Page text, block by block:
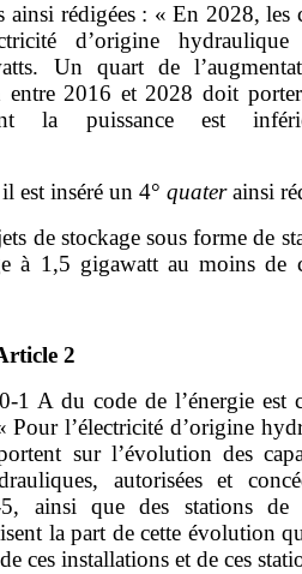
ainsi rédigées : « En 2028, les
d’origine hydraulique
Un quart de
entre 2016 et 2028 doit
la puissance est
est inséré un 4°quaterainsi
de stockage sous forme de
à 1,5 gigawatt au moins de
2
A du code de l’énergie est
Pour l’électricité d’origine
sur l’évolution des
autorisées et
ainsi que des stations de
la part de cette évolution
ces installations et de ces